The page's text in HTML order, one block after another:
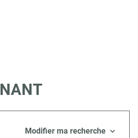
Modifier ma recherche